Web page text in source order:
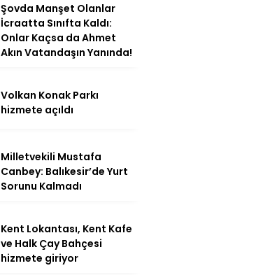
Şovda Manşet Olanlar
İcraatta Sınıfta Kaldı:
Onlar Kaçsa da Ahmet
Akın Vatandaşın Yanında!
Volkan Konak Parkı
hizmete açıldı
Milletvekili Mustafa
Canbey: Balıkesir’de Yurt
Sorunu Kalmadı
Kent Lokantası, Kent Kafe
ve Halk Çay Bahçesi
hizmete giriyor